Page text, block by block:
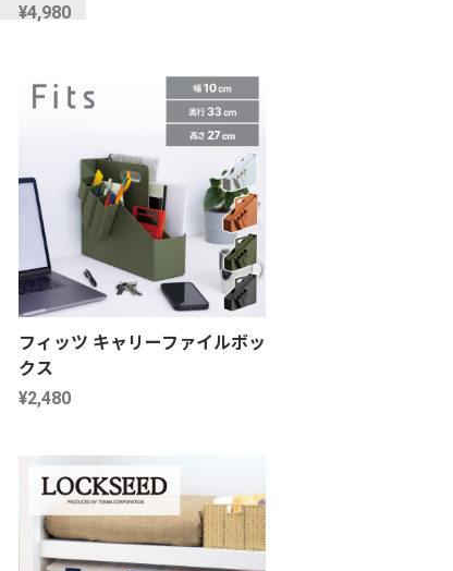
¥4,980
フィッツ キャリーファイルボッ
クス
¥2,480